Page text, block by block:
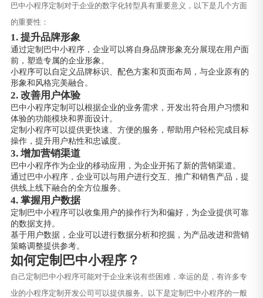
巴中小程序定制对于企业的数字化转型具有重要意义，以下是几个方面
的重要性：
1. 提升品牌形象
通过定制巴中小程序，企业可以将自身品牌形象充分展现在用户面
前，塑造专属的企业形象。
小程序可以自定义品牌标识、配色方案和页面布局，与企业原有的
形象和风格完美融合。
2. 改善用户体验
巴中小程序定制可以根据企业的业务需求，开发出符合用户习惯和
体验的功能模块和界面设计。
定制小程序可以提供更快速、方便的服务，帮助用户轻松完成目标
操作，提升用户粘性和忠诚度。
3. 增加营销渠道
巴中小程序作为企业的移动应用，为企业开拓了新的营销渠道。
通过巴中小程序，企业可以与用户进行交互、推广和销售产品，提
供线上线下融合的全方位服务。
4. 掌握用户数据
定制巴中小程序可以收集用户的操作行为和偏好，为企业提供可靠
的数据支持。
基于用户数据，企业可以进行数据分析和挖掘，为产品改进和营销
策略调整提供参考。
如何定制巴中小程序？
自己定制巴中小程序可能对于企业来说有些困难，幸运的是，有许多专
业的小程序定制开发公司可以提供服务。以下是定制巴中小程序的一般